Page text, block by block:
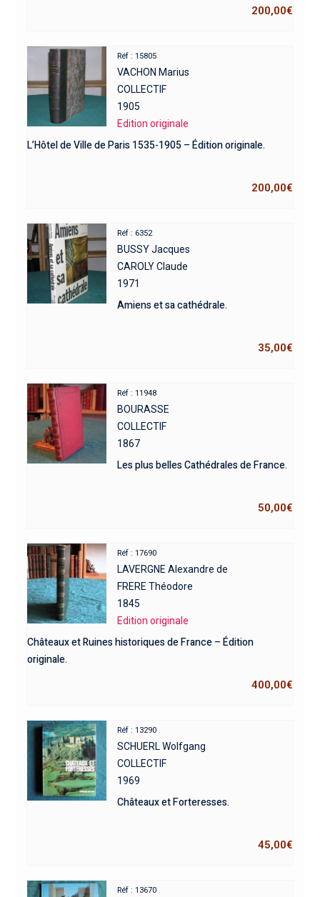
200,00€
Réf : 15805
VACHON Marius
COLLECTIF
1905
Edition originale
L’Hôtel de Ville de Paris 1535-1905 – Édition originale.
200,00€
Réf : 6352
BUSSY Jacques
CAROLY Claude
1971
Amiens et sa cathédrale.
35,00€
Réf : 11948
BOURASSE
COLLECTIF
1867
Les plus belles Cathédrales de France.
50,00€
Réf : 17690
LAVERGNE Alexandre de
FRERE Théodore
1845
Edition originale
Châteaux et Ruines historiques de France – Édition
originale.
400,00€
Réf : 13290
SCHUERL Wolfgang
COLLECTIF
1969
Châteaux et Forteresses.
45,00€
Réf : 13670